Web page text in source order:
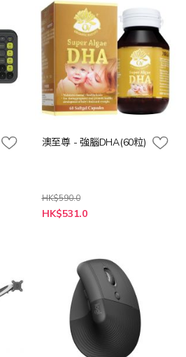
澳至尊 - 強腦DHA(60粒)
HK$590.0
特
殊
HK$531.0